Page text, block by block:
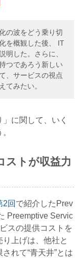
の波をどう乗り切
を概観した後、 IT
明した。さらに、
つであろう新しい
、サービスの視点
てみたい。
に関して、いく
ストが収益力
2回 で紹介したPrev
Preemptive Servic
スの提供コストを
上げは、他社と
れて“青天井”とは